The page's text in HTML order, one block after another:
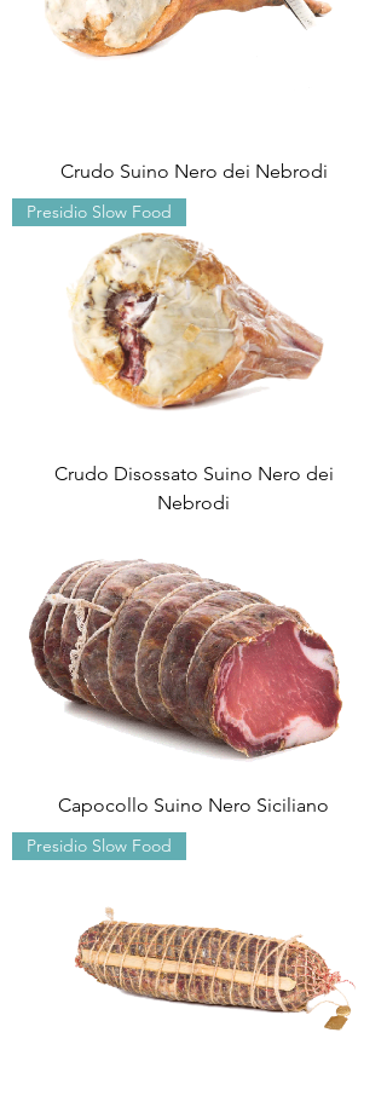
Crudo Suino Nero dei Nebrodi
Presidio Slow Food
Crudo Disossato Suino Nero dei
Nebrodi
Capocollo Suino Nero Siciliano
Presidio Slow Food